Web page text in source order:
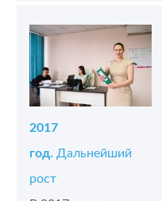
2017
год. Дальнейший
рост